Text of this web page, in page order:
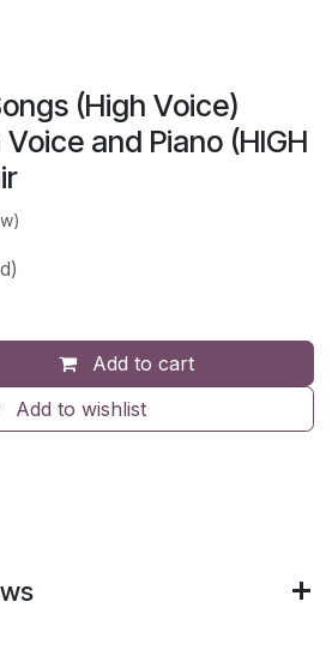
(High Voice)
and Piano (HIGH
Add to cart
Add to wishlist